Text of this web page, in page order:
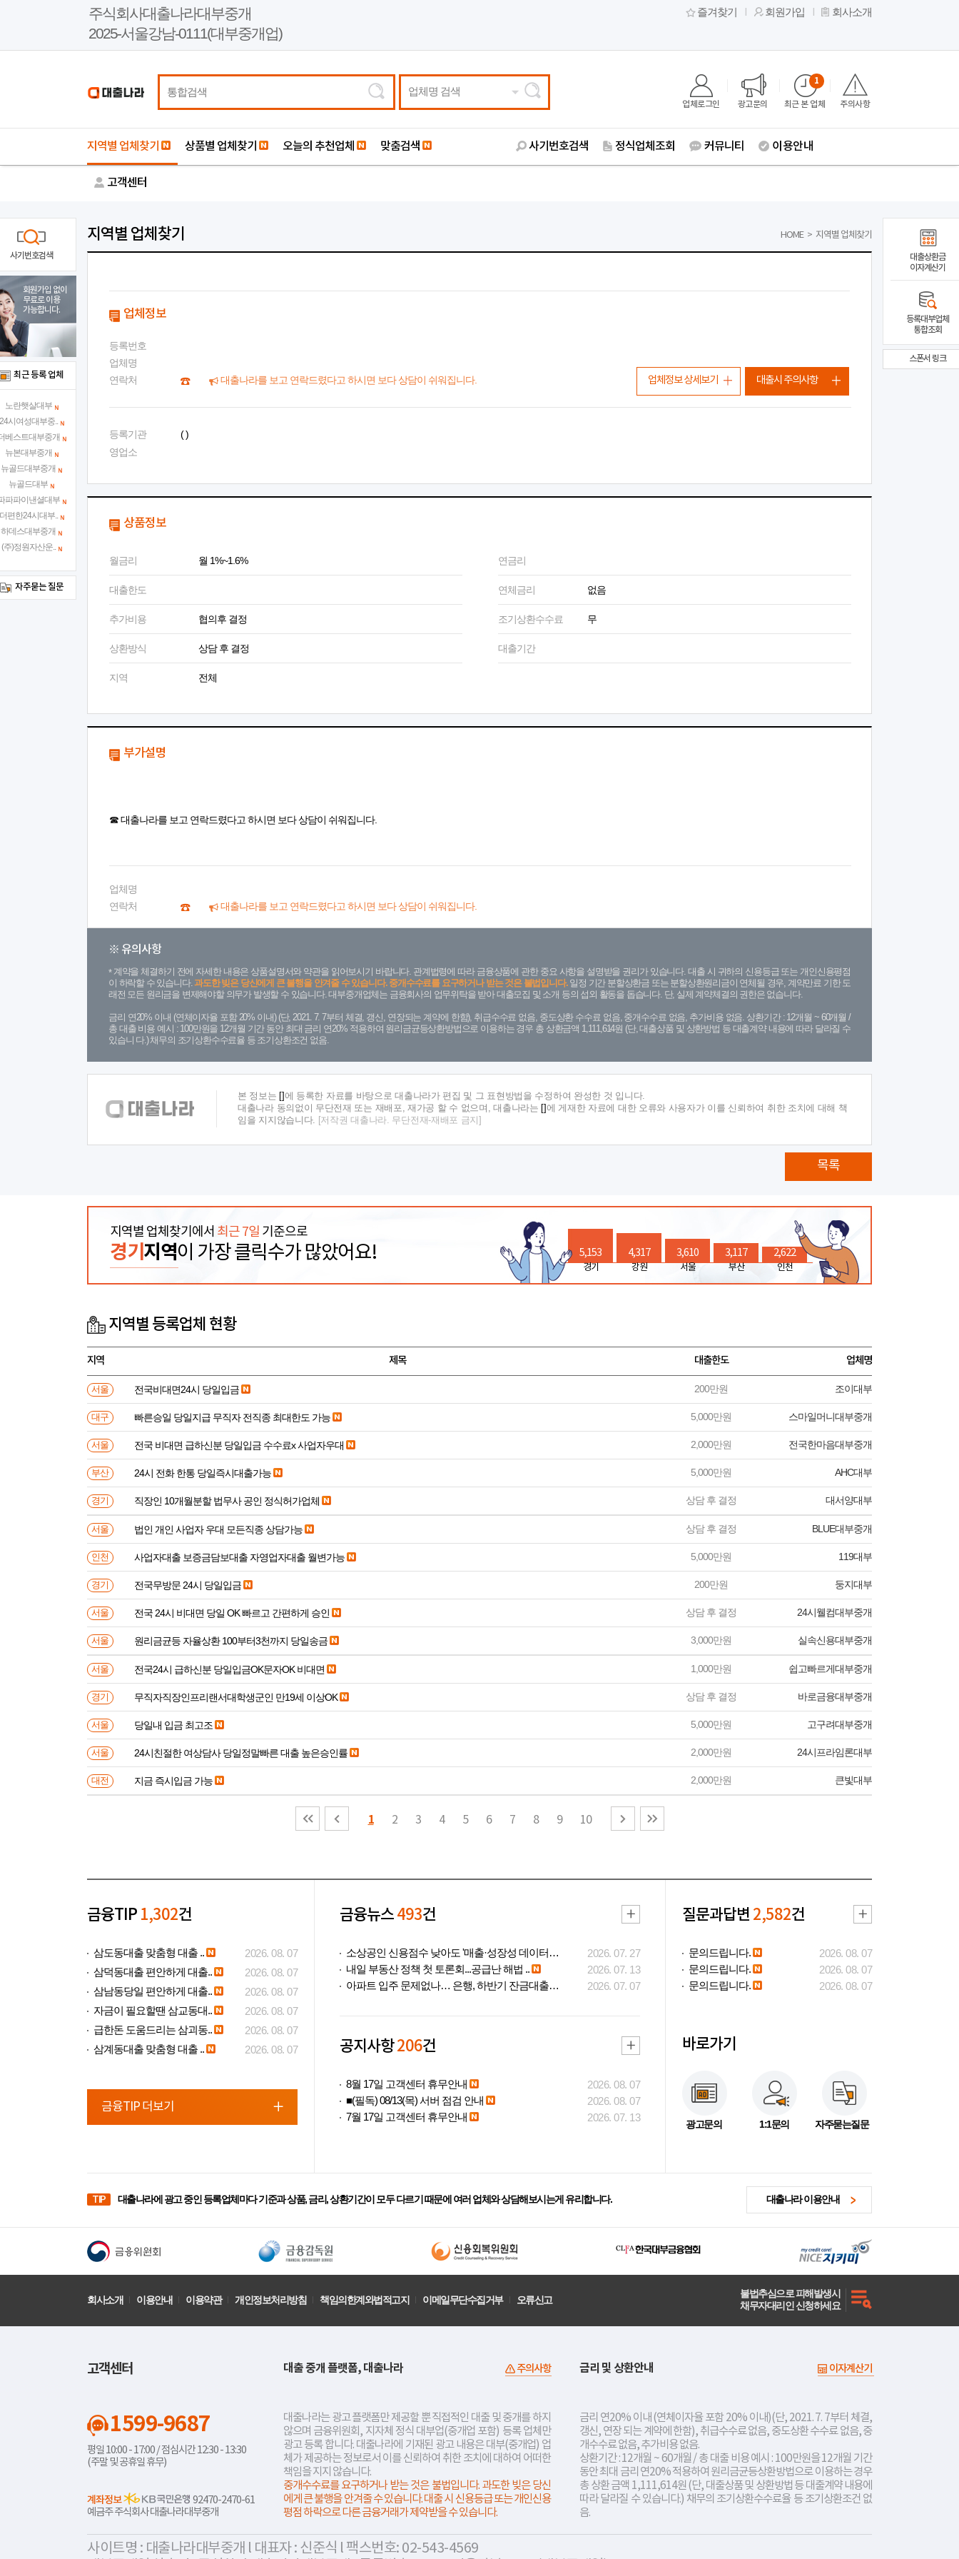
주식회사대출나라대부중개
2025-서울강남-0111(대부중개업)
즐겨찾기 회원가입 회사소개
업체명 검색
업체로그인 광고문의 최근 본 업체
1
주의사항
지역별 업체찾기 상품별 업체찾기 오늘의 추천업체 맞춤검색 사기번호검색 정식업체조회 커뮤니티 이용안내
고객센터
지역별 업체찾기 HOME > 지역별 업체찾기
업체정보
등록번호
업체명
연락처
대출나라를 보고 연락드렸다고 하시면 보다 상담이 쉬워집니다.
등록기관
( )
영업소
업체정보 상세보기 대출시 주의사항
상품정보
월금리 월 1%~1.6% 연금리
대출한도 연체금리 없음
추가비용 협의후 결정 조기상환수수료 무
상환방식 상담 후 결정 대출기간
지역 전체
부가설명
☎ 대출나라를 보고 연락드렸다고 하시면 보다 상담이 쉬워집니다.
업체명
연락처
대출나라를 보고 연락드렸다고 하시면 보다 상담이 쉬워집니다.
※ 유의사항
계약을 체결하기 전에 자세한 내용은 상품설명서와 약관을 읽어보시기 바랍니다. 관계법령에 따라 금융상품에 관한 중요 사항을 설명받을 권리가 있습니다. 대출 시 귀하의 신용등급 또는 개인신용평점
이 하락할 수 있습니다.과도한 빚은 당신에게 큰 불행을 안겨줄 수 있습니다. 중개수수료를 요구하거나 받는 것은 불법입니다.일정 기간 분할상환금 또는 분할상환원리금이 연체될 경우, 계약만료 기한 도
래전 모든 원리금을 변제해야할 의무가 발생할 수 있습니다. 대부중개업체는 금융회사의 업무위탁을 받아 대출모집 및 소개 등의 섭외 활동을 돕습니다. 단, 실제 계약체결의 권한은 없습니다.
금리 연20% 이내 (연체이자율 포함 20% 이내) (단, 2021. 7. 7부터 체결, 갱신, 연장되는 계약에 한함), 취급수수료 없음, 중도상환 수수료 없음, 중개수수료 없음, 추가비용 없음. 상환기간 : 12개월 ~ 60개월 /
총 대출 비용 예시 : 100만원을 12개월 기간 동안 최대 금리 연20% 적용하여 원리금균등상환방법으로 이용하는 경우 총 상환금액 1,111,614원 (단, 대출상품 및 상환방법 등 대출계약 내용에 따라 달라질 수
있습니 다.) 채무의 조기상환수수료율 등 조기상환조건 없음.
본 정보는
에 등록한 자료를 바탕으로 대출나라가 편집 및 그 표현방법을 수정하여 완성한 것 입니다.
대출나라 동의없이 무단전재 또는 재배포, 재가공 할 수 없으며, 대출나라는
에 게재한 자료에 대한 오류와 사용자가 이를 신뢰하여 취한 조치에 대해 책
임을 지지않습니다.
[저작권 대출나라. 무단전재-재배포 금지]
목록
지역별 업체찾기에서 최근 7일 기준으로
경기 지역이 가장 클릭수가 많았어요! 5,153
경기
4,317
강원
3,610
서울
3,117
부산
2,622
인천
지역별 등록업체 현황
지역 제목 대출한도 업체명
서울 전국비대면24시 당일입금 200만원 조이대부
대구 빠른승일 당일지급 무직자 전직종 최대한도 가능 5,000만원 스마일머니대부중개
서울 전국 비대면 급하신분 당일입금 수수료x 사업자우대 2,000만원 전국한마음대부중개
부산 24시 전화 한통 당일즉시대출가능 5,000만원 AHC대부
경기 직장인 10개월분할 법무사 공인 정식허가업체 상담 후 결정 대서양대부
서울 법인 개인 사업자 우대 모든직종 상담가능 상담 후 결정 BLUE대부중개
인천 사업자대출 보증금담보대출 자영업자대출 월변가능 5,000만원 119대부
경기 전국무방문 24시 당일입금 200만원 둥지대부
서울 전국 24시 비대면 당일 OK 빠르고 간편하게 승인 상담 후 결정 24시웰컴대부중개
서울 원리금균등 자율상환 100부터3천까지 당일송금 3,000만원 실속신용대부중개
서울 전국24시 급하신분 당일입금OK문자OK 비대면 1,000만원 쉽고빠르게대부중개
경기 무직자직장인프리랜서대학생군인 만19세 이상OK 상담 후 결정 바로금융대부중개
서울 당일내 입금 최고조 5,000만원 고구려대부중개
서울 24시친절한 여상담사 당일정말빠른 대출 높은승인률 2,000만원 24시프라임론대부
대전 지금 즉시입금 가능 2,000만원 큰빛대부
1 2 3 4 5 6 7 8 9 10
사기번호검색
회원가입 없이
무료로 이용
가능합니다.
최근 등록 업체
노란햇살대부
시여성대부중..
베스트대부중개
뉴본대부중개
뉴골드대부중개
뉴골드대부
파파이낸셜대부
편한24시대부..
하데스대부중개
(주)정원자산운..
자주묻는 질문
대출상환금
이자계산기
등록대부업체
통합조회
스폰서 링크
금융TIP 1,302건
삼도동대출 맞춤형 대출 ..
2026. 08. 07
삼덕동대출 편안하게 대출..
2026. 08. 07
삼남동당일 편안하게 대출..
2026. 08. 07
자금이 필요할땐 삼교동대..
2026. 08. 07
급한돈 도움드리는 삼괴동..
2026. 08. 07
삼계동대출 맞춤형 대출 ..
2026. 08. 07
금융TIP 더보기
금융뉴스493건
소상공인 신용점수 낮아도 '매출·성장성 데이터..
2026. 07. 27
내일 부동산 정책 첫 토론회...공급난 해법 ..
2026. 07. 13
아파트 입주 문제없나… 은행, 하반기 잔금대출..
2026. 07. 07
공지사항206건
8월 17일 고객센터 휴무안내
2026. 08. 07
■(필독) 08/13(목) 서버 점검 안내
2026. 08. 07
7월 17일 고객센터 휴무안내
2026. 07. 13
질문과답변 2,582건
문의드립니다.
2026. 08. 07
문의드립니다.
2026. 08. 07
문의드립니다.
2026. 08. 07
바로가기
광고문의 1:1문의 자주묻는질문
TIP 대출나라에 광고 중인 등록업체마다 기준과 상품, 금리, 상환기간이 모두 다르기 때문에 여러 업체와 상담해보시는게 유리합니다. 대출나라 이용안내
회사소개 이용안내 이용약관 개인정보처리방침 책임의한계와법적고지 이메일무단수집거부 오류신고
불법추심으로 피해발생시
채무자대리인 신청하세요
고객센터
1599-9687
평일 10:00 - 17:00 / 점심시간 12:30 - 13:30
(주말 및 공휴일 휴무)
계좌정보
92470-2470-61
예금주 주식회사 대출나라대부중개
대출 중개 플랫폼, 대출나라 주의사항
대출나라는 광고 플랫폼만 제공할 뿐 직접적인 대출 및 중개를 하지
않으며 금융위원회, 지자체 정식 대부업(중개업 포함) 등록 업체만
광고 등록 합니다. 대출나라에 기재된 광고 내용은 대부(중개업) 업
체가 제공하는 정보로서 이를 신뢰하여 취한 조치에 대하여 어떠한
책임을 지지 않습니다.
중개수수료를 요구하거나 받는 것은 불법입니다. 과도한 빚은 당신
에게 큰 불행을 안겨줄 수 있습니다. 대출 시 신용등급 또는 개인신용
평점 하락으로 다른 금융거래가 제약받을 수 있습니다.
금리 및 상환안내 이자계산기
금리 연20% 이내 (연체이자율 포함 20% 이내)(단, 2021. 7. 7부터 체결,
갱신, 연장 되는 계약에 한함), 취급수수료 없음, 중도상환 수수료 없음, 중
개수수료 없음, 추가비용 없음.
상환기간 : 12개월 ~ 60개월 / 총 대출 비용 예시 : 100만원을 12개월 기간
동안 최대 금리 연20% 적용하여 원리금균등상환방법으로 이용하는 경우
총 상환 금액 1,111,614원 (단, 대출상품 및 상환방법 등 대출계약 내용에
따라 달라질 수 있습니다.) 채무의 조기상환수수료율 등 조기상환조건 없
음.
사이트명 : 대출나라대부중개 l 대표자 : 신준식 l 팩스번호: 02-543-4569